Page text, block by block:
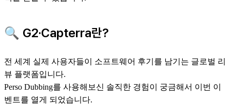
🔍 G2·Capterra란?
전 세계 실제 사용자들이 소프트웨어 후기를 남기는 글로벌 리
뷰 플랫폼입니다.
Perso Dubbing를 사용해보신 솔직한 경험이 궁금해서 이번 이
벤트를 열게 되었습니다.